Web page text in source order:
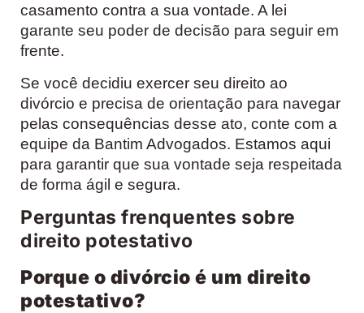
casamento contra a sua vontade. A lei
garante seu poder de decisão para seguir em
frente.
Se você decidiu exercer seu direito ao
divórcio e precisa de orientação para navegar
pelas consequências desse ato, conte com a
equipe da Bantim Advogados. Estamos aqui
para garantir que sua vontade seja respeitada
de forma ágil e segura.
Perguntas frenquentes sobre
direito potestativo
Porque o divórcio é um direito
potestativo?